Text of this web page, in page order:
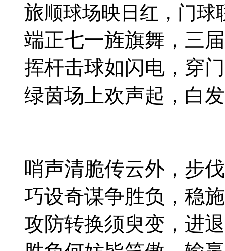
旅顺球场映日红，门球
端正七一旌旗舞，三
挥杆击球如闪电，穿
绿茵场上欢声起，白
哨声清脆传云外，步
巧设奇谋争胜负，稳
攻防转换须臾变，进